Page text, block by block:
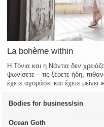
La bohème within
Η Τόνια και η Νάντια δεν
ψωνίσετε – τις ξέρετε ήδη,
έχετε αγοράσει και έχετε μείνει
Bodies for business/sin
Ocean Goth